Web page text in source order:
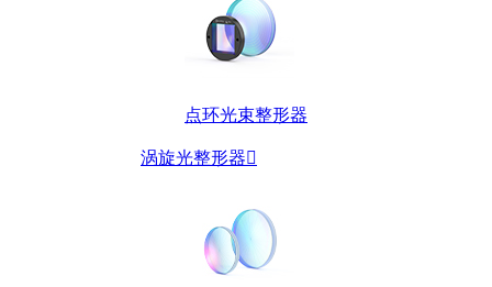
点环光束整形器
涡旋光整形器